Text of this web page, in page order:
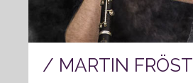
MARTIN FRÖST